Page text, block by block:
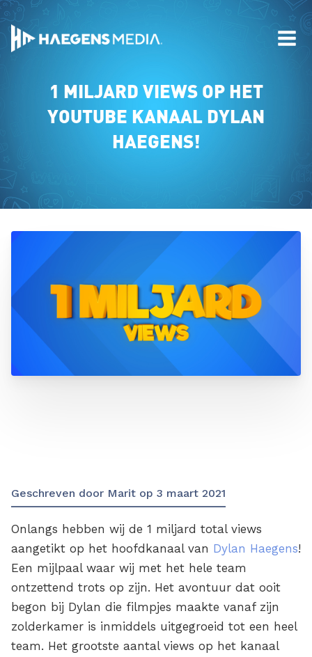
1 MILJARD VIEWS OP HET
YOUTUBE KANAAL DYLAN
HAEGENS!
Geschreven door Marit op 3 maart 2021
Onlangs hebben wij de 1 miljard total views
aangetikt op het hoofdkanaal van Dylan Haegens!
Een mijlpaal waar wij met het hele team
ontzettend trots op zijn. Het avontuur dat ooit
begon bij Dylan die filmpjes maakte vanaf zijn
zolderkamer is inmiddels uitgegroeid tot een heel
team. Het grootste aantal views op het kanaal